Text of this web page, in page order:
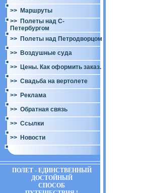
>> Маршруты
>> Полеты над С-
Петербургом
>> Полеты над Петродворцом
>> Воздушные суда
>> Цены. Как оформить заказ.
>> Свадьба на вертолете
>> Реклама
>> Обратная связь
>> Ссылки
>> Новости
ПОЛЕТ - ЕДИНСТВЕННЫЙ
ДОСТОЙНЫЙ
СПОСОБ